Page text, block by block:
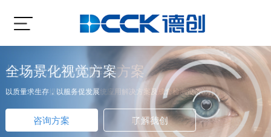
机器视觉整体解决方案
致力于为用户提供机器视觉系统应用解决方案及成套检测设备
咨询方案 联系我们
全场景化视觉方案
以质量求生存，以服务促发展
咨询方案 了解德创
视觉传感器解决方案
德创立足于汽车制造、汽车零部件、电子、电器、印刷、医疗制药、物流等行
咨询方案 联系我们